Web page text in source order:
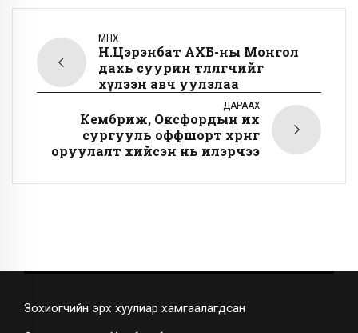
ӨМНӨХ
Н.Цэрэнбат АХБ-ны Монгол
дахь суурин төлөөлөгчийг
хүлээн авч уулзлаа
ДАРААХ
Кембриж, Оксфордын их
сургууль оффшорт хөрөнгө
оруулалт хийсэн нь илэрчээ
Зохиогчийн эрх хуулиар хамгаалагдсан